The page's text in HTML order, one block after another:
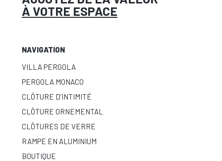
À VOTRE ESPACE
NAVIGATION
VILLA PERGOLA
PERGOLA MONACO
CLÔTURE D’INTIMITÉ
CLÔTURE ORNEMENTAL
CLÔTURES DE VERRE
RAMPE EN ALUMINIUM
BOUTIQUE